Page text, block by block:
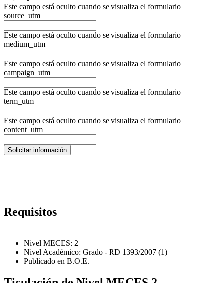
Este campo está oculto cuando se visualiza el formulario
source_utm
Este campo está oculto cuando se visualiza el formulario
medium_utm
Este campo está oculto cuando se visualiza el formulario
campaign_utm
Este campo está oculto cuando se visualiza el formulario
term_utm
Este campo está oculto cuando se visualiza el formulario
content_utm
Requisitos
Nivel MECES: 2
Nivel Académico: Grado - RD 1393/2007 (1)
Publicado en B.O.E.